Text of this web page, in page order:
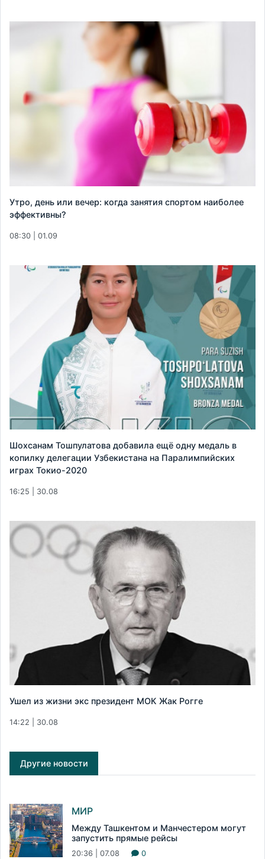
Утро, день или вечер: когда занятия спортом наиболее
эффективны?
08:30 | 01.09
Шохсанам Тошпулатова добавила ещё одну медаль в
копилку делегации Узбекистана на Паралимпийских
играх Токио-2020
16:25 | 30.08
Ушел из жизни экс президент МОК Жак Рогге
14:22 | 30.08
Другие новости
МИР
Между Ташкентом и Манчестером могут
запустить прямые рейсы
20:36 | 07.08 0